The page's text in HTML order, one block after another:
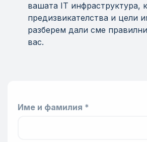
вашата IT инфраструктура,
предизвикателства и цели
разберем дали сме
вас.
Име и фамилия *